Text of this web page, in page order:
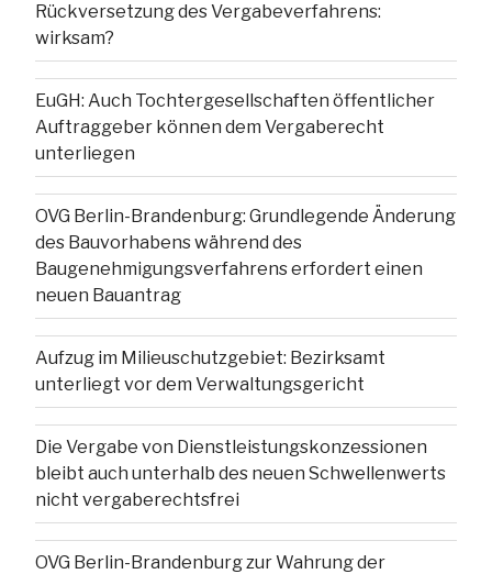
Rückversetzung des Vergabeverfahrens:
wirksam?
EuGH: Auch Tochtergesellschaften öffentlicher
Auftraggeber können dem Vergaberecht
unterliegen
OVG Berlin-Brandenburg: Grundlegende Änderung
des Bauvorhabens während des
Baugenehmigungsverfahrens erfordert einen
neuen Bauantrag
Aufzug im Milieuschutzgebiet: Bezirksamt
unterliegt vor dem Verwaltungsgericht
Die Vergabe von Dienstleistungskonzessionen
bleibt auch unterhalb des neuen Schwellenwerts
nicht vergaberechtsfrei
OVG Berlin-Brandenburg zur Wahrung der